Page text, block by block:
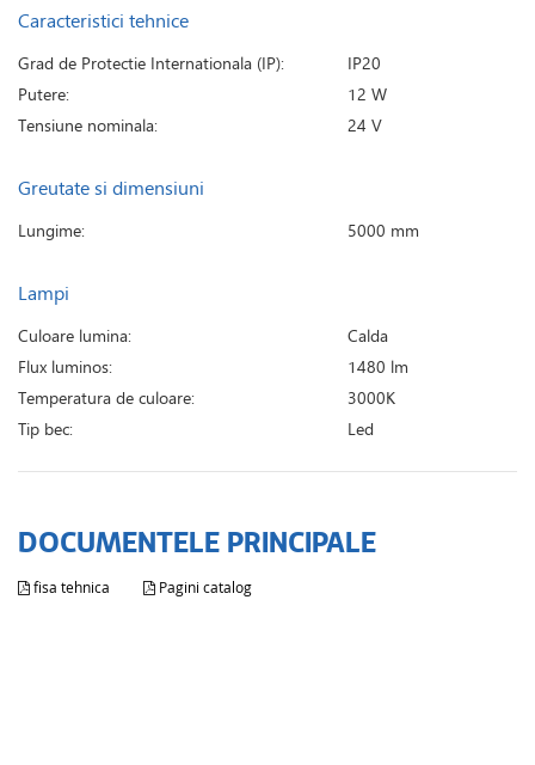
Caracteristici tehnice
Grad de Protectie Internationala (IP):
IP20
Putere:
12 W
Tensiune nominala:
24 V
Greutate si dimensiuni
Lungime: 5000 mm
Lampi
Culoare lumina:
Calda
Flux luminos:
1480 lm
Temperatura de culoare:
3000K
Tip bec:
Led
DOCUMENTELE PRINCIPALE
fisa tehnica Pagini catalog